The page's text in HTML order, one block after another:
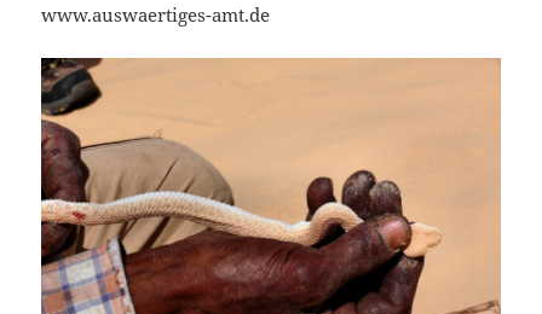
www.auswaertiges-amt.de